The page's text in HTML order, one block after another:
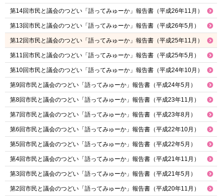
第14回市民と議会のつどい「語ってみゅーか」報告書（平成26年11月）
第13回市民と議会のつどい「語ってみゅーか」報告書（平成26年5月）
第12回市民と議会のつどい「語ってみゅーか」報告書（平成25年11月）
第11回市民と議会のつどい「語ってみゅーか」報告書（平成25年5月）
第10回市民と議会のつどい「語ってみゅーか」報告書（平成24年10月）
第9回市民と議会のつどい「語ってみゅーか」報告書（平成24年5月）
第8回市民と議会のつどい「語ってみゅーか」報告書（平成23年11月）
第7回市民と議会のつどい「語ってみゅーか」報告書（平成23年8月）
第6回市民と議会のつどい「語ってみゅーか」報告書（平成22年10月）
第5回市民と議会のつどい「語ってみゅーか」報告書（平成22年5月）
第4回市民と議会のつどい「語ってみゅーか」報告書（平成21年11月）
第3回市民と議会のつどい「語ってみゅーか」報告書（平成21年5月）
第2回市民と議会のつどい「語ってみゅーか」報告書（平成20年11月）